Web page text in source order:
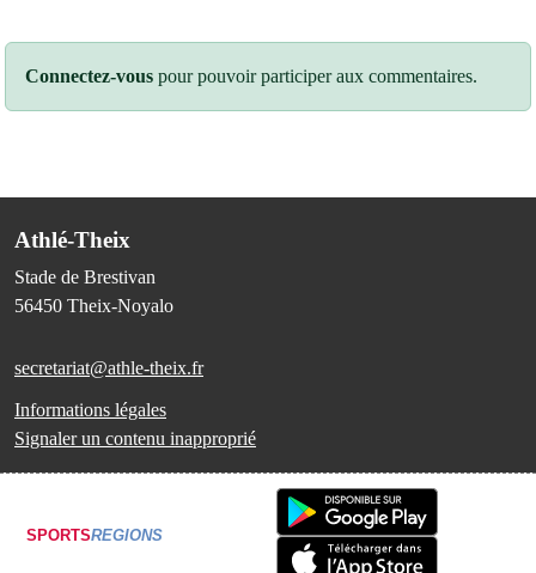
Connectez-vous pour pouvoir participer aux commentaires.
Athlé-Theix
Stade de Brestivan
56450 Theix-Noyalo
secretariat@athle-theix.fr
Informations légales
Signaler un contenu inapproprié
SPORTSREGIONS